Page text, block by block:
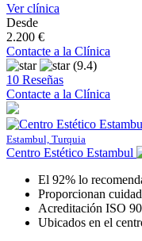
Ver clínica
Desde
2.200 €
Contacte a la Clínica
(9.4)
10 Reseñas
Contacte a la Clínica
Estambul, Turquia
Centro Estético Estambul
El 92% lo
Proporcionan
Acreditación ISO
Ubicados en el